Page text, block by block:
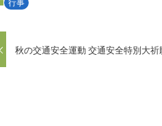
行事
秋の交通安全運動 交通安全特別大祈